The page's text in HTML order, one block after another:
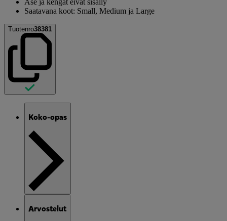
Ase ja kengät eivät sisälly
Saatavana koot: Small, Medium ja Large
Tuotenro38381
Koko-opas
Arvostelut